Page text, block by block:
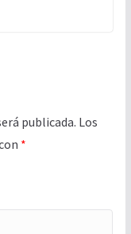
publicada. Los
*